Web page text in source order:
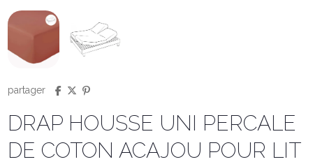
partager
DRAP HOUSSE UNI PERCALE
DE COTON ACAJOU POUR LIT